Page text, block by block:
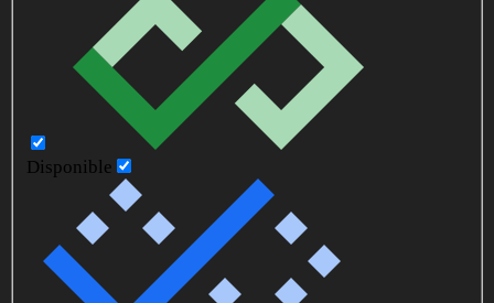
Disponible